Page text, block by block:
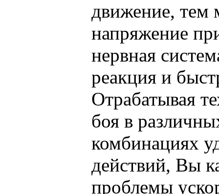
движение, тем
напряжение
нервная
реакция и
Отрабатывая
боя в
комбинациях
действий, Вы
проблемы